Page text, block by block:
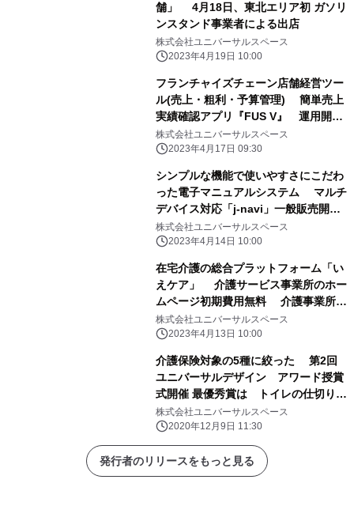
舗」 4月18日、東北エリア初 ガソリ
ンスタンド事業者による出店
株式会社ユニバーサルスペース
2023年4月19日 10:00
フランチャイズチェーン店舗経営ツー
ル(売上・粗利・予算管理) 簡単売上
実績確認アプリ『FUS V』 運用開
始 高齢者の安心安全な在宅生活支
援 フランチャイズチェーン『介護リ
フォーム本舗』
株式会社ユニバーサルスペース
2023年4月17日 09:30
シンプルな機能で使いやすさにこだわ
った電子マニュアルシステム マルチ
デバイス対応「j-navi」一般販売開
始 販売開始特別キャンペーン第1弾
を実施中
株式会社ユニバーサルスペース
2023年4月14日 10:00
在宅介護の総合プラットフォーム「い
えケア」 介護サービス事業所のホー
ムページ初期費用無料 介護事業所の
抱える人材採用・集客・PR発信の課題
解決へ
株式会社ユニバーサルスペース
2023年4月13日 10:00
介護保険対象の5種に絞った 第2回
ユニバーサルデザイン アワード授賞
式開催 最優秀賞は トイレの仕切りと
して活用できる 「ブラインドア(炭
型)」20歳大学生が 家族の介護実体験
をもとに考案 高い意匠性を評価
株式会社ユニバーサルスペース
2020年12月9日 11:30
発行者のリリースをもっと見る